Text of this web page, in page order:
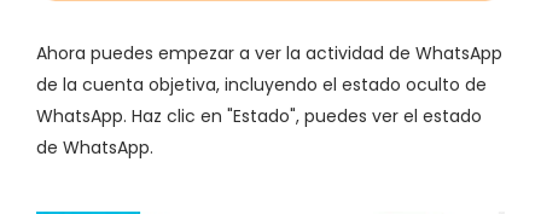
Ahora puedes empezar a ver la actividad de WhatsApp
de la cuenta objetiva, incluyendo el estado oculto de
WhatsApp. Haz clic en "Estado", puedes ver el estado
de WhatsApp.